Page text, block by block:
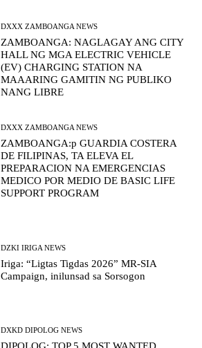
DXXX ZAMBOANGA NEWS
ZAMBOANGA: NAGLAGAY ANG CITY
HALL NG MGA ELECTRIC VEHICLE
(EV) CHARGING STATION NA
MAAARING GAMITIN NG PUBLIKO
NANG LIBRE
DXXX ZAMBOANGA NEWS
ZAMBOANGA:p GUARDIA COSTERA
DE FILIPINAS, TA ELEVA EL
PREPARACION NA EMERGENCIAS
MEDICO POR MEDIO DE BASIC LIFE
SUPPORT PROGRAM
DZKI IRIGA NEWS
Iriga: “Ligtas Tigdas 2026” MR-SIA
Campaign, inilunsad sa Sorsogon
DXKD DIPOLOG NEWS